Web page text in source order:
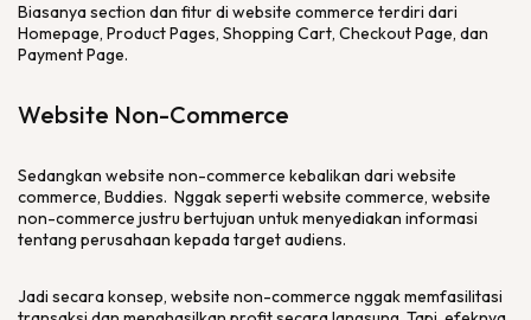
Biasanyasection dan fitur di website commerce terdiri dari
Homepage, Product Pages, Shopping Cart, Checkout Page, dan
Payment Page.
Website Non-Commerce
Sedangkan website non-commerce kebalikan dari website
commerce, Buddies. Nggak seperti website commerce, website
non-commerce justru bertujuan untuk menyediakan informasi
tentang perusahaan kepada target audiens.
Jadi secara konsep, website non-commerce nggak memfasilitasi